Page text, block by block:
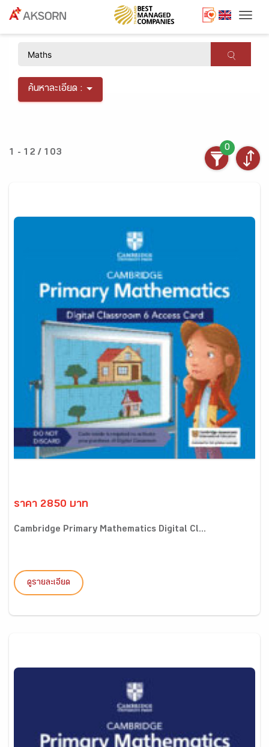
ค้นหาละเอียด :
1 - 12 / 103
0
ราคา 2850 บาท
Cambridge Primary Mathematics Digital Cl...
ดูรายละเอียด